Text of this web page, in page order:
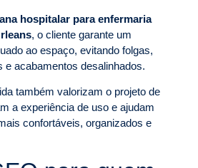
hospitalar para enfermaria
, o cliente garante um
ao espaço, evitando folgas,
e acabamentos desalinhados.
também valorizam o projeto de
a experiência de uso e ajudam
confortáveis, organizados e